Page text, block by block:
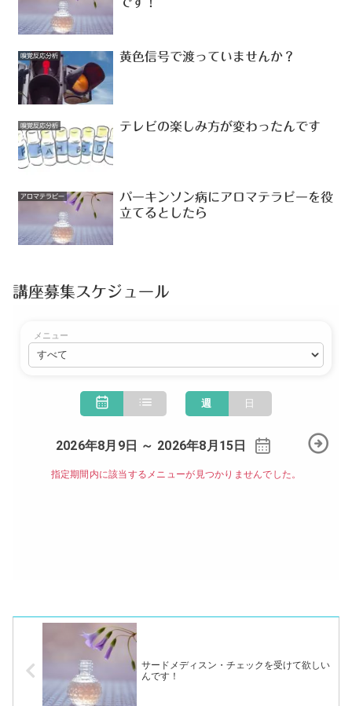
嗅覚反応分析 黄色信号で渡っていませんか？
嗅覚反応分析 テレビの楽しみ方が変わったんです
アロマテラピー
パーキンソン病にアロマテラピーを役
立てるとしたら
講座募集スケジュール
サードメディスン・チェックを受けて欲しい
んです！